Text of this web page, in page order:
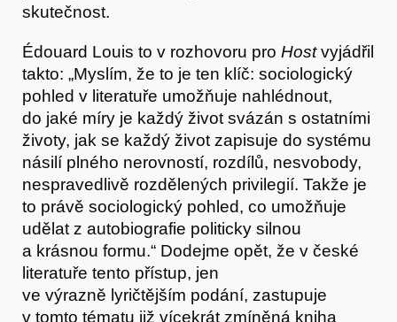
skutečnost.
Édouard Louis to v rozhovoru pro Hostvyjádřil
takto: „Myslím, že to je ten klíč: sociologický
pohled v literatuře umožňuje nahlédnout,
do jaké míry je každý život svázán s ostatními
životy, jak se každý život zapisuje do systému
násilí plného nerovností, rozdílů, nesvobody,
nespravedlivě rozdělených privilegií. Takže je
to právě sociologický pohled, co umožňuje
udělat z autobiografie politicky silnou
a krásnou formu.“ Dodejme opět, že v české
literatuře tento přístup, jen
ve výrazně lyričtějším podání, zastupuje
v tomto tématu již vícekrát zmíněná kniha